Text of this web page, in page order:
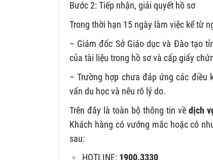
Bước 2: Tiếp nhận, giải quyết hồ sơ
Trong thời hạn 15 ngày làm việc kể từ
– Giám đốc Sở Giáo dục và Đào tạo
của tài liệu trong hồ sơ và cấp giấy
– Trường hợp chưa đáp ứng các điều
vấn du học và nêu rõ lý do.
Trên đây là toàn bộ thông tin về dịch
Khách hàng có vướng mắc hoặc có
sau:
HOTLINE: 1900.3330